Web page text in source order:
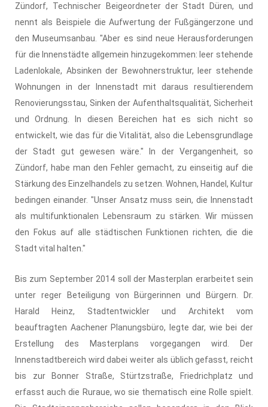
Zündorf, Technischer Beigeordneter der Stadt Düren, und
nennt als Beispiele die Aufwertung der Fußgängerzone und
den Museumsanbau. "Aber es sind neue Herausforderungen
für die Innenstädte allgemein hinzugekommen: leer stehende
Ladenlokale, Absinken der Bewohnerstruktur, leer stehende
Wohnungen in der Innenstadt mit daraus resultierendem
Renovierungsstau, Sinken der Aufenthaltsqualität, Sicherheit
und Ordnung. In diesen Bereichen hat es sich nicht so
entwickelt, wie das für die Vitalität, also die Lebensgrundlage
der Stadt gut gewesen wäre." In der Vergangenheit, so
Zündorf, habe man den Fehler gemacht, zu einseitig auf die
Stärkung des Einzelhandels zu setzen. Wohnen, Handel, Kultur
bedingen einander. "Unser Ansatz muss sein, die Innenstadt
als multifunktionalen Lebensraum zu stärken. Wir müssen
den Fokus auf alle städtischen Funktionen richten, die die
Stadt vital halten."
Bis zum September 2014 soll der Masterplan erarbeitet sein
unter reger Beteiligung von Bürgerinnen und Bürgern. Dr.
Harald Heinz, Stadtentwickler und Architekt vom
beauftragten Aachener Planungsbüro, legte dar, wie bei der
Erstellung des Masterplans vorgegangen wird. Der
Innenstadtbereich wird dabei weiter als üblich gefasst, reicht
bis zur Bonner Straße, Stürtzstraße, Friedrichplatz und
erfasst auch die Ruraue, wo sie thematisch eine Rolle spielt.